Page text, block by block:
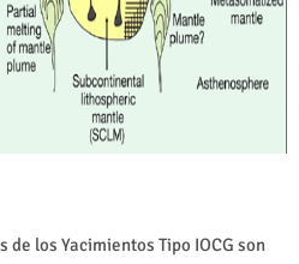
los Yacimientos Tipo IOCG son